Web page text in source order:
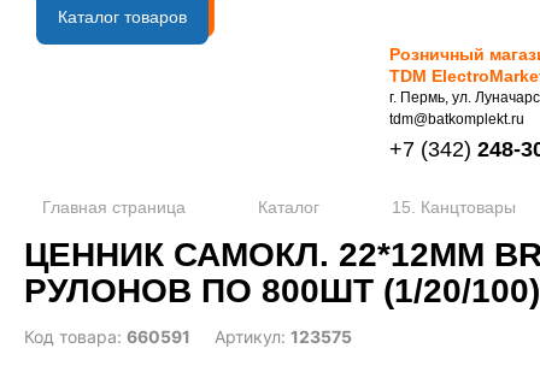
B2B портал
Каталог товаров
Розничный
TDM
г. Пермь, ул.
tdm@batkomplekt.ru
+7 (342) 248-
Главная страница Каталог 15. Канцтовары
ЦЕННИК САМОКЛ. 22*12ММ
РУЛОНОВ ПО 800ШТ (1/20/100)
Код товара: 660591 Артикул: 123575